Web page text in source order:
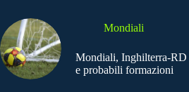
Mondiali
Mondiali, Inghilterra-RD
e probabili formazioni